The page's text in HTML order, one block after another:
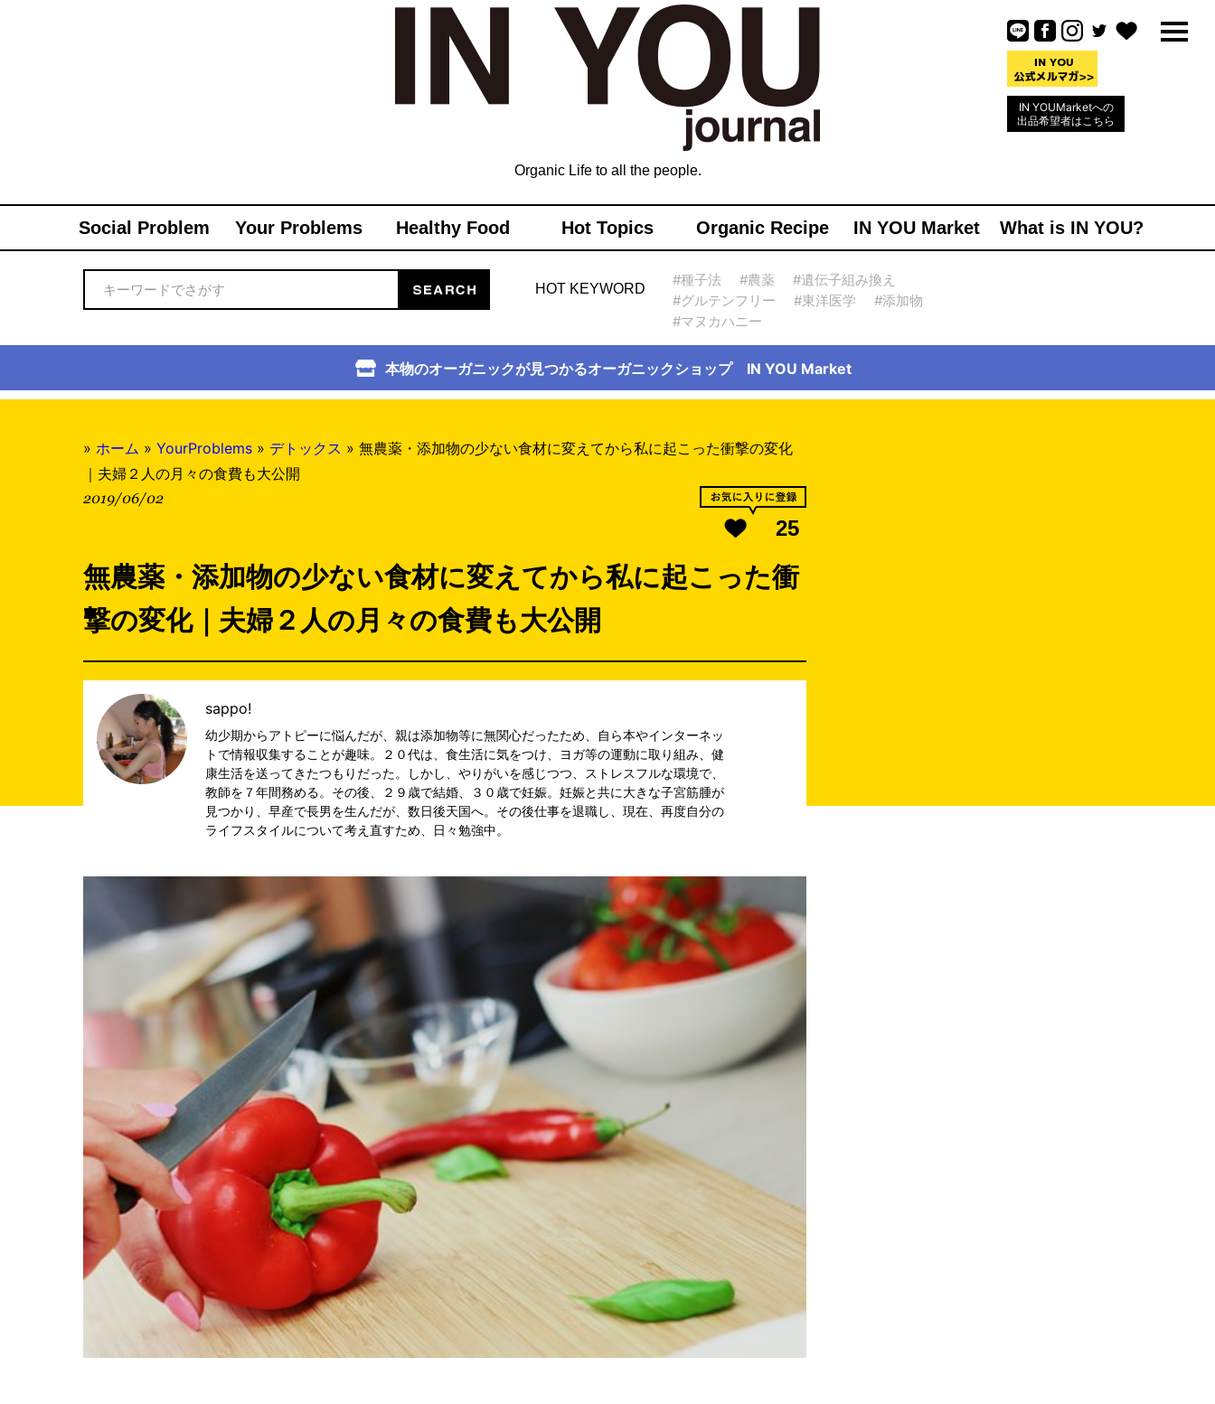
IN YOUMarketへの
出品希望者はこちら
Organic Life to all the people.
Social Problem Your Problems Healthy Food Hot Topics Organic Recipe IN YOU Market What is IN YOU?
HOT KEYWORD
#種子法 #農薬
#遺伝子組み換え
#グルテンフリー
#東洋医学
#添加物
#マヌカハニー
本物のオーガニックが見つかるオーガニックショップ IN YOU Market
» ホーム » YourProblems » デトックス » 無農薬・添加物の少ない食材に変えてから私に起こった衝撃の変化
｜夫婦２人の月々の食費も大公開
2019/06/02
25
無農薬・添加物の少ない食材に変えてから私に起こった衝
撃の変化｜夫婦２人の月々の食費も大公開
sappo!
幼少期からアトピーに悩んだが、親は添加物等に無関心だったため、自ら本やインターネッ
トで情報収集することが趣味。２０代は、食生活に気をつけ、ヨガ等の運動に取り組み、健
康生活を送ってきたつもりだった。しかし、やりがいを感じつつ、ストレスフルな環境で、
教師を７年間務める。その後、２９歳で結婚、３０歳で妊娠。妊娠と共に大きな子宮筋腫が
見つかり、早産で長男を生んだが、数日後天国へ。その後仕事を退職し、現在、再度自分の
ライフスタイルについて考え直すため、日々勉強中。